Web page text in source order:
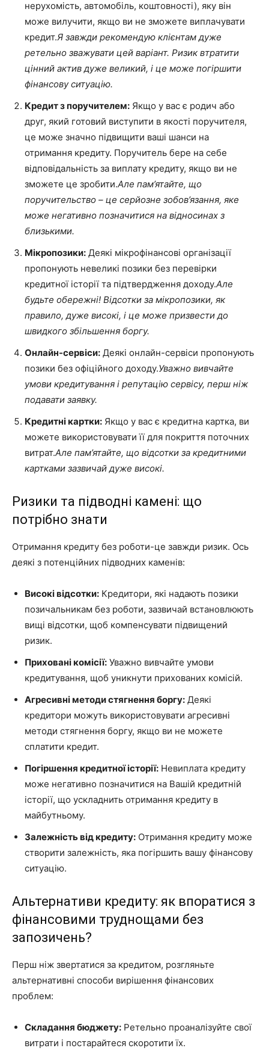
нерухомість, автомобіль, коштовності), яку він
може вилучити, якщо ви не зможете виплачувати
кредит.Я завжди рекомендую клієнтам дуже
ретельно зважувати цей варіант. Ризик втратити
цінний актив дуже великий, і це може погіршити
фінансову ситуацію.
Кредит з поручителем: Якщо у вас є родич або
друг, який готовий виступити в якості поручителя,
це може значно підвищити ваші шанси на
отримання кредиту. Поручитель бере на себе
відповідальність за виплату кредиту, якщо ви не
зможете це зробити.Але пам’ятайте, що
поручительство – це серйозне зобов’язання, яке
може негативно позначитися на відносинах з
близькими.
Мікропозики: Деякі мікрофінансові організації
пропонують невеликі позики без перевірки
кредитної історії та підтвердження доходу.Але
будьте обережні! Відсотки за мікропозики, як
правило, дуже високі, і це може призвести до
швидкого збільшення боргу.
Онлайн-сервіси: Деякі онлайн-сервіси пропонують
позики без офіційного доходу.Уважно вивчайте
умови кредитування і репутацію сервісу, перш ніж
подавати заявку.
Кредитні картки: Якщо у вас є кредитна картка, ви
можете використовувати її для покриття поточних
витрат.Але пам’ятайте, що відсотки за кредитними
картками зазвичай дуже високі.
Ризики та підводні камені: що
потрібно знати
Отримання кредиту без роботи-це завжди ризик. Ось
деякі з потенційних підводних каменів:
Високі відсотки: Кредитори, які надають позики
позичальникам без роботи, зазвичай встановлюють
вищі відсотки, щоб компенсувати підвищений
ризик.
Приховані комісії: Уважно вивчайте умови
кредитування, щоб уникнути прихованих комісій.
Агресивні методи стягнення боргу: Деякі
кредитори можуть використовувати агресивні
методи стягнення боргу, якщо ви не можете
сплатити кредит.
Погіршення кредитної історії: Невиплата кредиту
може негативно позначитися на Вашій кредитній
історії, що ускладнить отримання кредиту в
майбутньому.
Залежність від кредиту: Отримання кредиту може
створити залежність, яка погіршить вашу фінансову
ситуацію.
Альтернативи кредиту: як впоратися з
фінансовими труднощами без
запозичень?
Перш ніж звертатися за кредитом, розгляньте
альтернативні способи вирішення фінансових
проблем:
Складання бюджету: Ретельно проаналізуйте свої
витрати і постарайтеся скоротити їх.